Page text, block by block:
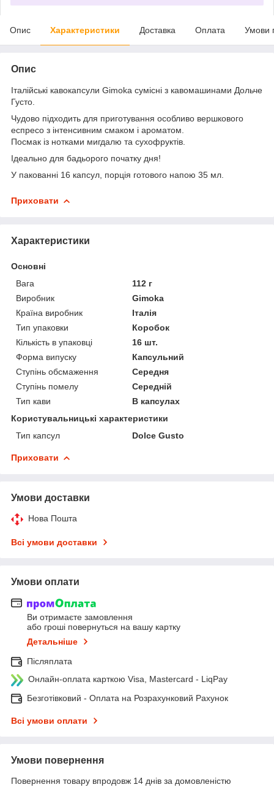
Опис Характеристики Доставка Оплата Умови
Опис
Італійські кавокапсули Gimoka сумісні з кавомашинами Дольче
Густо.
Чудово підходить для приготування особливо вершкового
еспресо з інтенсивним смаком і ароматом.
Посмак із нотками мигдалю та сухофруктів.
Ідеально для бадьорого початку дня!
У пакованні 16 капсул, порція готового напою 35 мл.
Приховати
Характеристики
Основні
Вага
112 г
Виробник
Gimoka
Країна виробник
Італія
Тип упаковки
Коробок
Кількість в упаковці
16 шт.
Форма випуску
Капсульний
Ступінь обсмаження
Середня
Ступінь помелу
Середній
Тип кави
В капсулах
Користувальницькі характеристики
Тип капсул
Dolce Gusto
Приховати
Умови доставки
Нова Пошта
Всі умови доставки
Умови оплати
Ви отримаєте замовлення
або гроші повернуться на вашу картку
Детальніше
Післяплата
Онлайн-оплата карткою Visa, Mastercard - LiqPay
Безготівковий - Оплата на Розрахунковий Рахунок
Всі умови оплати
Умови повернення
Повернення товару впродовж 14 днів за домовленістю